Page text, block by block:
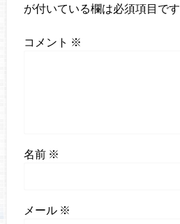
が付いている欄は必須項目です
コメント ※
名前 ※
メール ※